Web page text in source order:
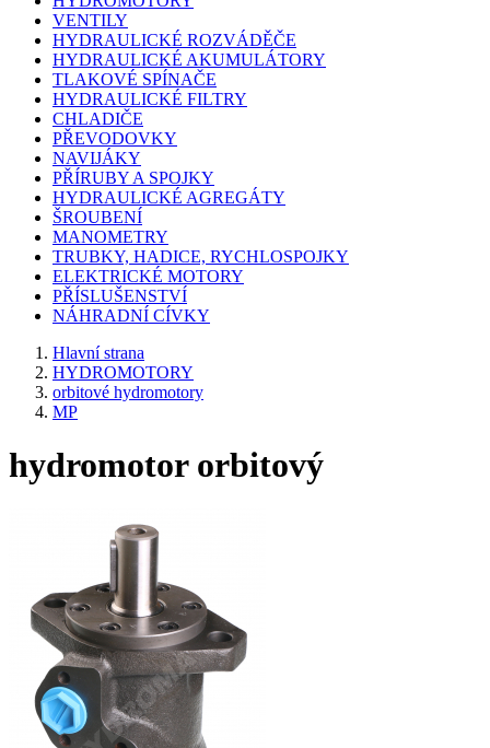
VENTILY
HYDRAULICKÉ ROZVÁDĚČE
HYDRAULICKÉ AKUMULÁTORY
TLAKOVÉ SPÍNAČE
HYDRAULICKÉ FILTRY
CHLADIČE
PŘEVODOVKY
NAVIJÁKY
PŘÍRUBY A SPOJKY
HYDRAULICKÉ AGREGÁTY
ŠROUBENÍ
MANOMETRY
TRUBKY, HADICE, RYCHLOSPOJKY
ELEKTRICKÉ MOTORY
PŘÍSLUŠENSTVÍ
NÁHRADNÍ CÍVKY
Hlavní strana
HYDROMOTORY
orbitové hydromotory
MP
hydromotor orbitový